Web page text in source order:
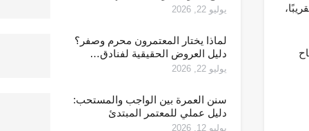
يوليو 22, 2026
لماذا يختار المعتمرون محرم وصفر؟
دليل العروض الحقيقية لفنادق…
يوليو 22, 2026
سنن العمرة بين الواجب والمستحب:
دليل عملي للمعتمر المبتدئ
يوليو 12, 2026